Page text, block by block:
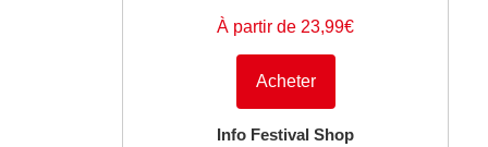
À partir de 23,99€
Acheter
Info Festival Shop